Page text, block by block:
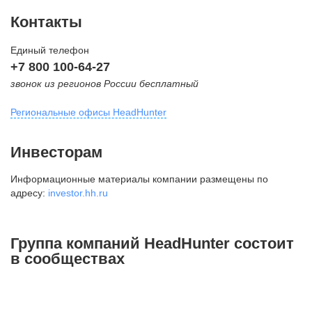
Контакты
Единый телефон
+7 800 100-64-27
звонок из регионов России бесплатный
Региональные офисы HeadHunter
внутригородская территория
Муниципальный округ Тверской,
2-я Брестская ул., д. 48,
+7 495 980-64-27
Инвесторам
Информационные материалы компании размещены по
адресу: investor.hh.ru
Группа компаний HeadHunter состоит
в сообществах